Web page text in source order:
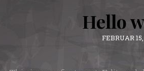
Hello
POSTED
FEBRUAR